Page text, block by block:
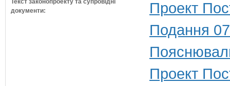
Текст законопроекту та супровідні
документи:
Проект
Подання
Проект